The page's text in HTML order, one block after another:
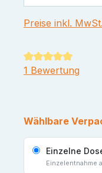
Preise inkl.
1 Bewertung
Wählbare
Einzelne
Einzelentnahme